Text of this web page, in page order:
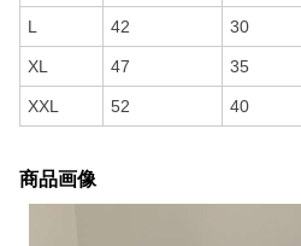
L 42 30
XL 47 35
XXL 52 40
商品画像